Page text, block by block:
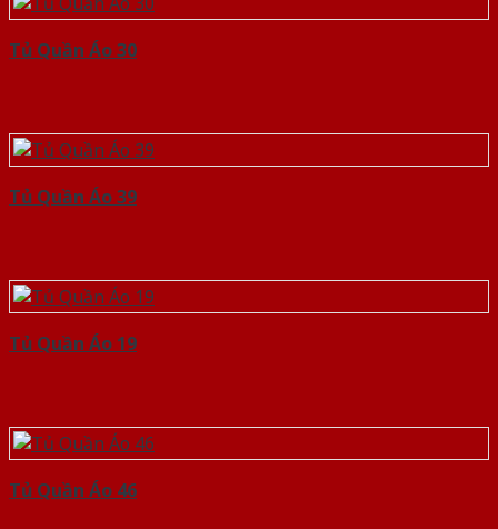
Tủ Quần Áo 30
Tủ Quần Áo 39
Tủ Quần Áo 19
Tủ Quần Áo 46